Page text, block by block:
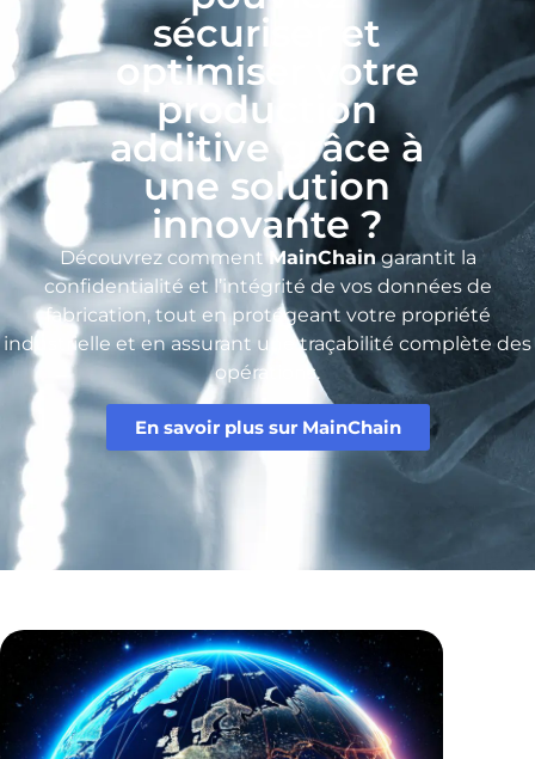
sécuriser et
optimiser votre
production
additive grâce à
une solution
innovante ?​
Découvrez comment MainChaingarantit la
confidentialité et l’intégrité de vos données de
fabrication, tout en protégeant votre propriété
industrielle et en assurant une traçabilité complète des
opérations.
En savoir plus sur MainChain